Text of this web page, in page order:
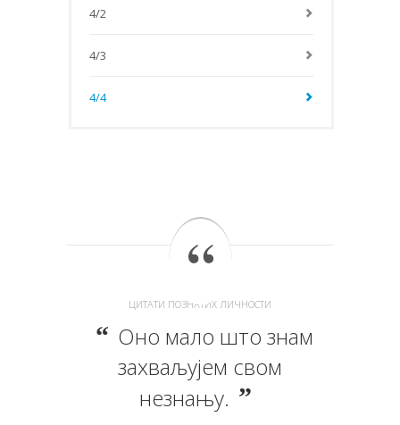
4/2
4/3
4/4
ЦИТАТИ ПОЗНАТИХ ЛИЧНОСТИ
Оно мало што знам
захваљујем свом
незнању.